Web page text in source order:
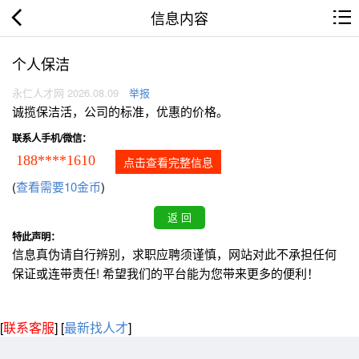
信息内容
个人保洁
永仁人才网 2026.08.09 举报
诚揽保洁活，公司的标准，优惠的价格。
联系人手机/微信：
188****1610 点击查看完整信息
(查看需要10金币)
特此声明：
信息真伪请自行辨别，求职应聘须谨慎，网站对此不承担任何
保证或连带责任! 希望我们的平台能为您带来更多的便利！
[联系客服] [最新找人才]